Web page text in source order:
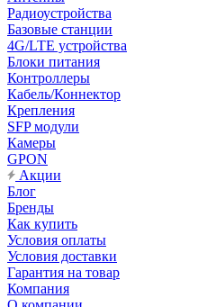
Радиоустройства
Базовые станции
4G/LTE устройства
Блоки питания
Контроллеры
Кабель/Коннектор
Крепления
SFP модули
Камеры
GPON
Акции
Блог
Бренды
Как купить
Условия оплаты
Условия доставки
Гарантия на товар
Компания